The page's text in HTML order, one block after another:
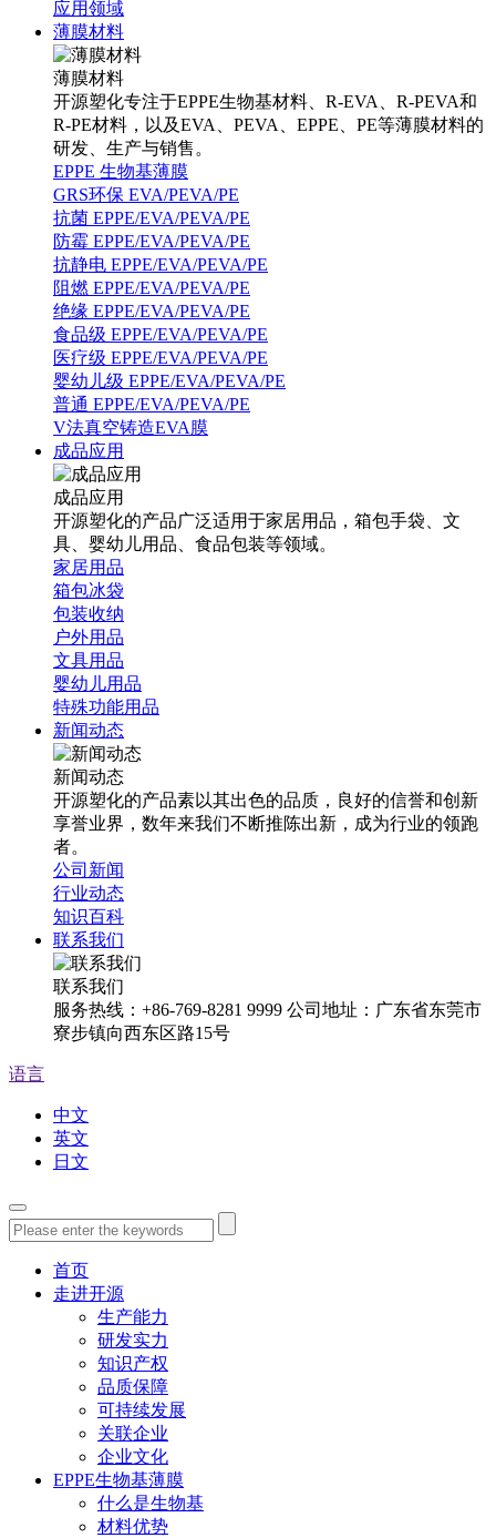
应用领域
薄膜材料
薄膜材料
开源塑化专注于EPPE生物基材料、R-EVA、R-PEVA和
R-PE材料，以及EVA、PEVA、EPPE、PE等薄膜材料的
研发、生产与销售。
EPPE 生物基薄膜
GRS环保 EVA/PEVA/PE
抗菌 EPPE/EVA/PEVA/PE
防霉 EPPE/EVA/PEVA/PE
抗静电 EPPE/EVA/PEVA/PE
阻燃 EPPE/EVA/PEVA/PE
绝缘 EPPE/EVA/PEVA/PE
食品级 EPPE/EVA/PEVA/PE
医疗级 EPPE/EVA/PEVA/PE
婴幼儿级 EPPE/EVA/PEVA/PE
普通 EPPE/EVA/PEVA/PE
V法真空铸造EVA膜
成品应用
成品应用
开源塑化的产品广泛适用于家居用品，箱包手袋、文
具、婴幼儿用品、食品包装等领域。
家居用品
箱包冰袋
包装收纳
户外用品
文具用品
婴幼儿用品
特殊功能用品
新闻动态
新闻动态
开源塑化的产品素以其出色的品质，良好的信誉和创新
享誉业界，数年来我们不断推陈出新，成为行业的领跑
者。
公司新闻
行业动态
知识百科
联系我们
联系我们
服务热线：+86-769-8281 9999 公司地址：广东省东莞市
寮步镇向西东区路15号
语言
中文
英文
日文
首页
走进开源
生产能力
研发实力
知识产权
品质保障
可持续发展
关联企业
企业文化
EPPE生物基薄膜
什么是生物基
材料优势